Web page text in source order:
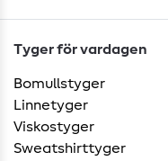
Tyger för vardagen
Bomullstyger
Linnetyger
Viskostyger
Sweatshirttyger